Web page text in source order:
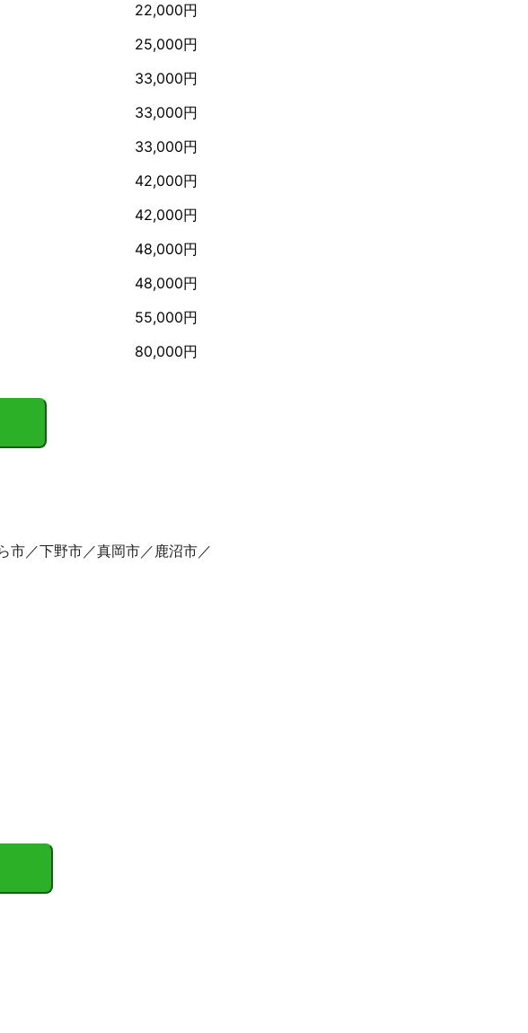
22,000円
25,000円
33,000円
33,000円
33,000円
42,000円
42,000円
48,000円
48,000円
55,000円
80,000円
市 下野市 真岡市
鹿沼市